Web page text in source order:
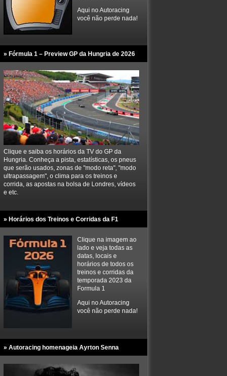
Aqui no Autoracing
você não perde nada!
» Fórmula 1 – Preview GP da Hungria de 2026
Clique e saiba os horários da TV do GP da
Hungria. Conheça a pista, estatísticas, os pneus
que serão usados, zonas de "modo reta", "modo
ultrapassagem", o clima para os treinos e
corrida, as apostas na bolsa de Londres, vídeos
e etc.
» Horários dos Treinos e Corridas da F1
Clique na imagem ao
lado e veja todas as
datas, locais e
horários de todos os
treinos e corridas da
temporada 2023 da
Formula 1
Aqui no Autoracing
você não perde nada!
» Autoracing homenageia Ayrton Senna